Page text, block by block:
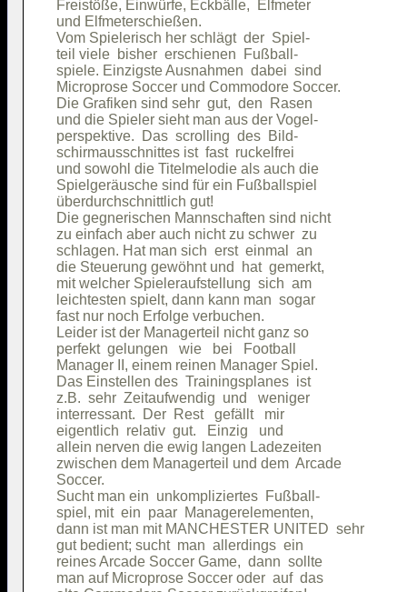
Freistöße, Einwürfe, Eckbälle,  Elfmeter
und Elfmeterschießen.
Vom Spielerisch her schlägt  der  Spiel-
teil viele  bisher  erschienen  Fußball-
spiele. Einzigste Ausnahmen  dabei  sind
Microprose Soccer und Commodore Soccer.
Die Grafiken sind sehr  gut,  den  Rasen
und die Spieler sieht man aus der Vogel-
perspektive.  Das  scrolling  des  Bild-
schirmausschnittes ist  fast  ruckelfrei
und sowohl die Titelmelodie als auch die
Spielgeräusche sind für ein Fußballspiel
überdurchschnittlich gut!
Die gegnerischen Mannschaften sind nicht
zu einfach aber auch nicht zu schwer  zu
schlagen. Hat man sich  erst  einmal  an
die Steuerung gewöhnt und  hat  gemerkt,
mit welcher Spieleraufstellung  sich  am
leichtesten spielt, dann kann man  sogar
fast nur noch Erfolge verbuchen.
Leider ist der Managerteil nicht ganz so
perfekt  gelungen   wie   bei   Football
Manager II, einem reinen Manager Spiel.
Das Einstellen des  Trainingsplanes  ist
z.B.  sehr  Zeitaufwendig  und   weniger
interressant.  Der  Rest   gefällt   mir
eigentlich  relativ  gut.   Einzig   und
allein nerven die ewig langen Ladezeiten
zwischen dem Managerteil und dem  Arcade
Soccer.
Sucht man ein  unkompliziertes  Fußball-
spiel, mit  ein  paar  Managerelementen,
dann ist man mit MANCHESTER UNITED  sehr
gut bedient; sucht  man  allerdings  ein
reines Arcade Soccer Game,  dann  sollte
man auf Microprose Soccer oder  auf  das